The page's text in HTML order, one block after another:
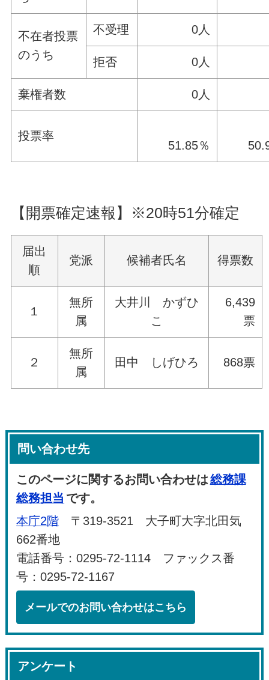
不在者投票
のうち
不受理 0人
拒否 0人
棄権者数 0人
投票率
51.85％
【開票確定速報】※20時51分確定
届出
順
党派 候補者氏名 得票数
１
無所
属
大井川 かずひ
こ
6,439
票
２
無所
属
田中 しげひろ 868票
問い合わせ先
このページに関するお問い合わせは総務課
総務担当 です。
本庁2階 〒319-3521 大子町大字北田気
662番地
電話番号：0295-72-1114 ファックス番
号：0295-72-1167
メールでのお問い合わせはこちら
アンケート